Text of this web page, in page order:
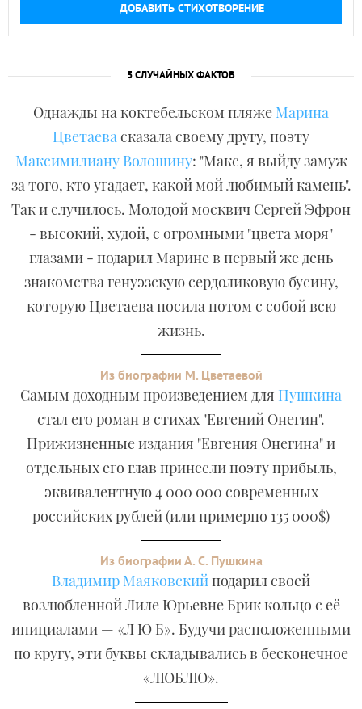
ДОБАВИТЬ СТИХОТВОРЕНИЕ
5 СЛУЧАЙНЫХ ФАКТОВ
Однажды на коктебельском пляже Марина
Цветаевасказала своему другу, поэту
Максимилиану Волошину: "Макс, я выйду замуж
за того, кто угадает, какой мой любимый камень".
Так и случилось. Молодой москвич Сергей Эфрон
- высокий, худой, с огромными "цвета моря"
глазами - подарил Марине в первый же день
знакомства генуэзскую сердоликовую бусину,
которую Цветаева носила потом с собой всю
жизнь.
Из биографии М. Цветаевой
Самым доходным произведением для Пушкина
стал его роман в стихах "Евгений Онегин".
Прижизненные издания "Евгения Онегина" и
отдельных его глав принесли поэту прибыль,
эквивалентную 4 000 000 современных
российских рублей (или примерно 135 000$)
Из биографии А. С. Пушкина
Владимир Маяковскийподарил своей
возлюбленной Лиле Юрьевне Брик кольцо с её
инициалами — «Л Ю Б». Будучи расположенными
по кругу, эти буквы складывались в бесконечное
«ЛЮБЛЮ».